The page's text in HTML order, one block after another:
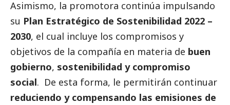
Asimismo, la promotora continúa impulsando
su Plan Estratégico de Sostenibilidad 2022 –
2030, el cual incluye los compromisos y
objetivos de la compañía en materia de buen
gobierno, sostenibilidad y compromiso
social. De esta forma, le permitirán continuar
reduciendo y compensando las emisiones de